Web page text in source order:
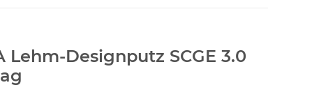
Lehm-Designputz SCGE 3.0